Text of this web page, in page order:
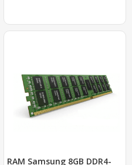
RAM Samsung 8GB DDR4-